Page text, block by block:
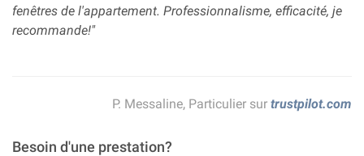
fenêtres de l'appartement. Professionnalisme, efficacité, je
recommande!"
P. Messaline, Particulier sur trustpilot.com
Besoin d'une prestation?